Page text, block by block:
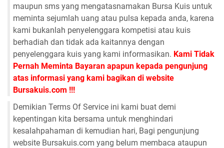
maupun sms yang mengatasnamakan Bursa Kuis untuk
meminta sejumlah uang atau pulsa kepada anda, karena
kami bukanlah penyelenggara kompetisi atau kuis
berhadiah dan tidak ada kaitannya dengan
penyelenggara kuis yang kami informasikan. Kami Tidak
Pernah Meminta Bayaran apapun kepada pengunjung
atas informasi yang kami bagikan di website
Bursakuis.com !!!
Demikian Terms Of Service ini kami buat demi
kepentingan kita bersama untuk menghindari
kesalahpahaman di kemudian hari, Bagi pengunjung
website Bursakuis.com yang belum membaca ataupun